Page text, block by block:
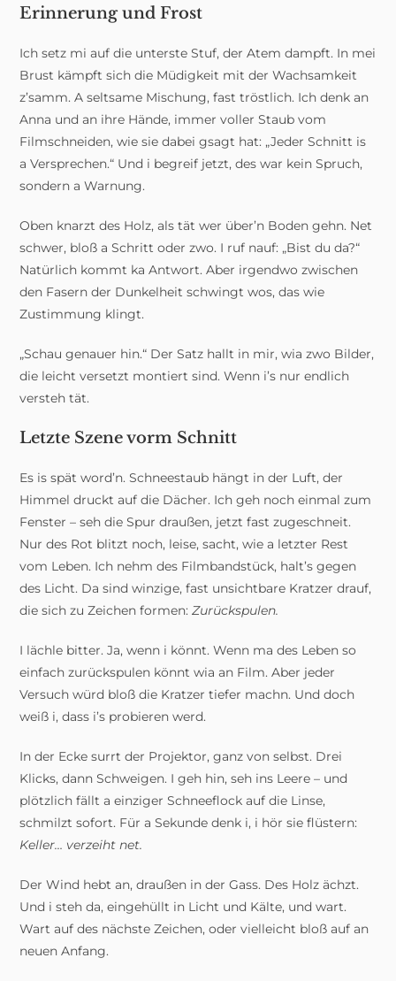
Erinnerung und Frost
Ich setz mi auf die unterste Stuf, der Atem dampft. In mei
Brust kämpft sich die Müdigkeit mit der Wachsamkeit
z’samm. A seltsame Mischung, fast tröstlich. Ich denk an
Anna und an ihre Hände, immer voller Staub vom
Filmschneiden, wie sie dabei gsagt hat: „Jeder Schnitt is
a Versprechen.“ Und i begreif jetzt, des war kein Spruch,
sondern a Warnung.
Oben knarzt des Holz, als tät wer über’n Boden gehn. Net
schwer, bloß a Schritt oder zwo. I ruf nauf: „Bist du da?“
Natürlich kommt ka Antwort. Aber irgendwo zwischen
den Fasern der Dunkelheit schwingt wos, das wie
Zustimmung klingt.
„Schau genauer hin.“ Der Satz hallt in mir, wia zwo Bilder,
die leicht versetzt montiert sind. Wenn i’s nur endlich
versteh tät.
Letzte Szene vorm Schnitt
Es is spät word’n. Schneestaub hängt in der Luft, der
Himmel druckt auf die Dächer. Ich geh noch einmal zum
Fenster – seh die Spur draußen, jetzt fast zugeschneit.
Nur des Rot blitzt noch, leise, sacht, wie a letzter Rest
vom Leben. Ich nehm des Filmbandstück, halt’s gegen
des Licht. Da sind winzige, fast unsichtbare Kratzer drauf,
die sich zu Zeichen formen:Zurückspulen.
I lächle bitter. Ja, wenn i könnt. Wenn ma des Leben so
einfach zurückspulen könnt wia an Film. Aber jeder
Versuch würd bloß die Kratzer tiefer machn. Und doch
weiß i, dass i’s probieren werd.
In der Ecke surrt der Projektor, ganz von selbst. Drei
Klicks, dann Schweigen. I geh hin, seh ins Leere – und
plötzlich fällt a einziger Schneeflock auf die Linse,
schmilzt sofort. Für a Sekunde denk i, i hör sie flüstern:
Keller… verzeiht net.
Der Wind hebt an, draußen in der Gass. Des Holz ächzt.
Und i steh da, eingehüllt in Licht und Kälte, und wart.
Wart auf des nächste Zeichen, oder vielleicht bloß auf an
neuen Anfang.